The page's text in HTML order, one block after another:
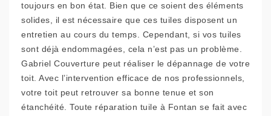
toujours en bon état. Bien que ce soient des éléments
solides, il est nécessaire que ces tuiles disposent un
entretien au cours du temps. Cependant, si vos tuiles
sont déjà endommagées, cela n’est pas un problème.
Gabriel Couverture peut réaliser le dépannage de votre
toit. Avec l’intervention efficace de nos professionnels,
votre toit peut retrouver sa bonne tenue et son
étanchéité. Toute réparation tuile à Fontan se fait avec